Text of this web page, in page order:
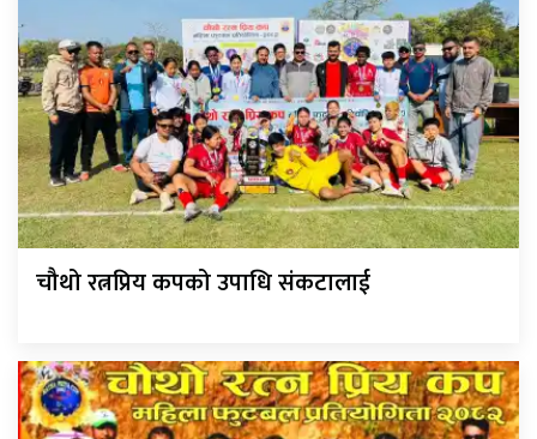
चौथो रत्नप्रिय कपको उपाधि संकटालाई